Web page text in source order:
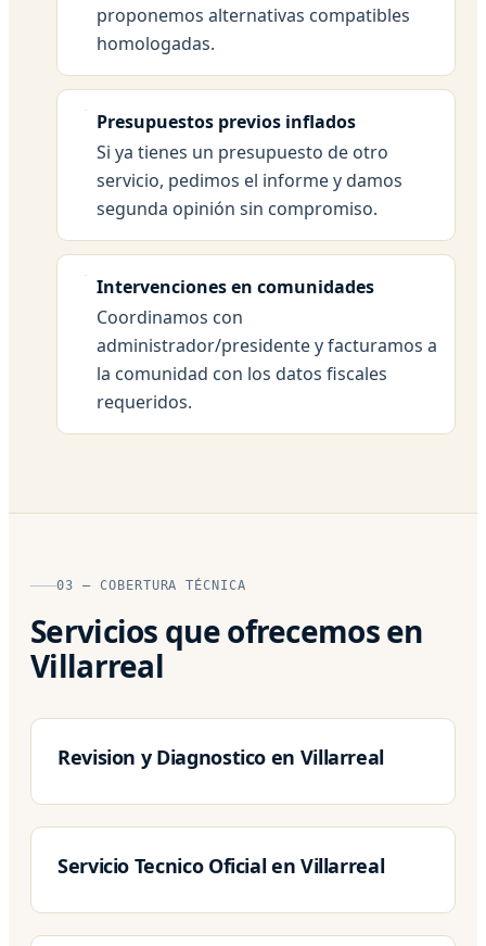
proponemos alternativas compatibles
homologadas.
Presupuestos previos inflados
Si ya tienes un presupuesto de otro
servicio, pedimos el informe y damos
segunda opinión sin compromiso.
Intervenciones en comunidades
Coordinamos con
administrador/presidente y facturamos a
la comunidad con los datos fiscales
requeridos.
03 — COBERTURA TÉCNICA
Servicios que ofrecemos en
Villarreal
Revision y Diagnostico en Villarreal
Servicio Tecnico Oficial en Villarreal